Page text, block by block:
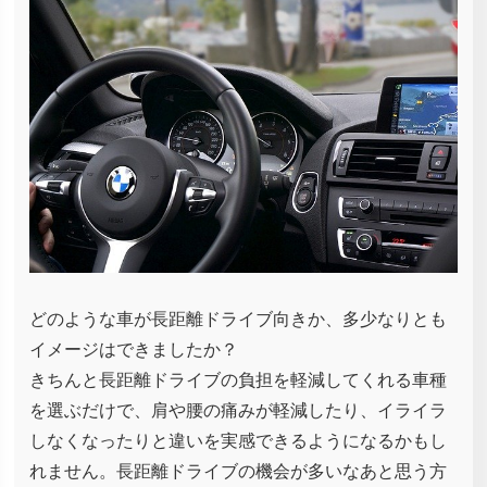
どのような車が長距離ドライブ向きか、多少なりとも
イメージはできましたか？
きちんと長距離ドライブの負担を軽減してくれる車種
を選ぶだけで、肩や腰の痛みが軽減したり、イライラ
しなくなったりと違いを実感できるようになるかもし
れません。長距離ドライブの機会が多いなあと思う方